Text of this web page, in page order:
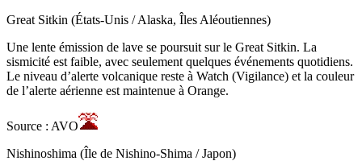
Great Sitkin (États-Unis / Alaska, Îles Aléoutiennes)
Une lente émission de lave se poursuit sur le Great Sitkin. La
sismicité est faible, avec seulement quelques événements quotidiens.
Le niveau d’alerte volcanique reste à Watch (Vigilance) et la couleur
de l’alerte aérienne est maintenue à Orange.
Source : AVO
Nishinoshima (Île de Nishino-Shima / Japon)